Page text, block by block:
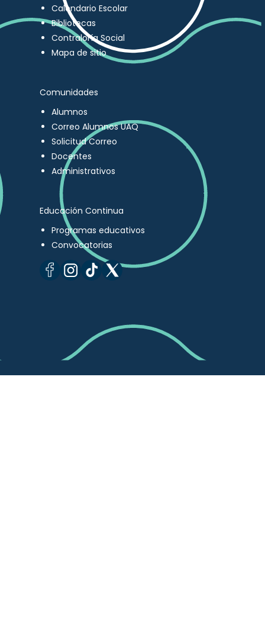
Calendario Escolar
Bibliotecas
Contraloría Social
Mapa de sitio
Comunidades
Alumnos
Correo Alumnos UAQ
Solicitud Correo
Docentes
Administrativos
Educación Continua
Programas educativos
Convocatorias